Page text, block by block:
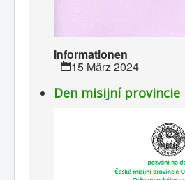
Informationen
15 März 2024
Den misijní provincie